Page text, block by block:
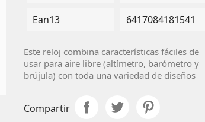
Ean13 6417084181541
Este reloj combina características fáciles de
usar para aire libre (altímetro, barómetro y
brújula) con toda una variedad de diseños
Compartir